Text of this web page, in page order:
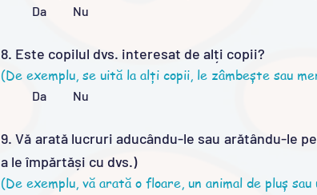
Da Nu
8. Este copilul dvs. interesat de alți copii?
(De exemplu, se uită la alți copii, le zâmbește sau
Da Nu
9. Vă arată lucruri aducându-le sau arătându-le
a le împărtăși cu dvs.)
(De exemplu, vă arată o floare, un animal de pluș